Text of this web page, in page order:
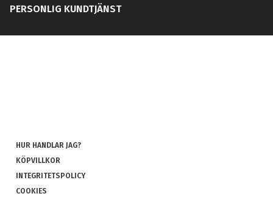
PERSONLIG KUNDTJÄNST
HUR HANDLAR JAG?
KÖPVILLKOR
INTEGRITETSPOLICY
COOKIES